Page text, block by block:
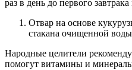
раз в день до первого
Отвар на основе
стакана очищенной
Народные целители
помогут витамины и